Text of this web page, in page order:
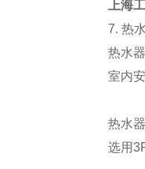
上海
7. 热
热水
室内
热水
选用